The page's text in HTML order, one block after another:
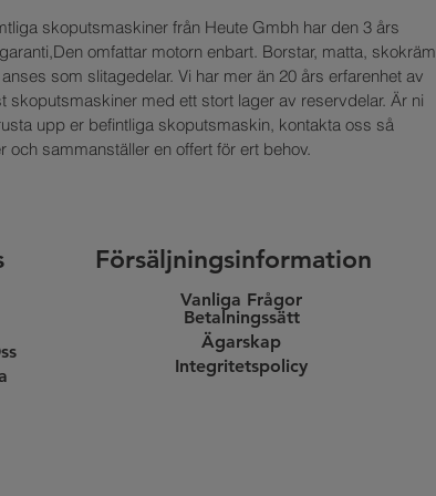
skoputsmaskiner från Heute Gmbh har den 3 års
omfattar motorn enbart. Borstar, matta, skokräm
som slitagedelar. Vi har mer än 20 års erfarenhet av
skoputsmaskiner med ett stort lager av reservdelar. Är ni
upp er befintliga skoputsmaskin, kontakta oss så
och sammanställer en offert för ert behov.
Försäljningsinformation
Vanliga Frågor
Betalningssätt
Ägarskap
Integritetspolicy